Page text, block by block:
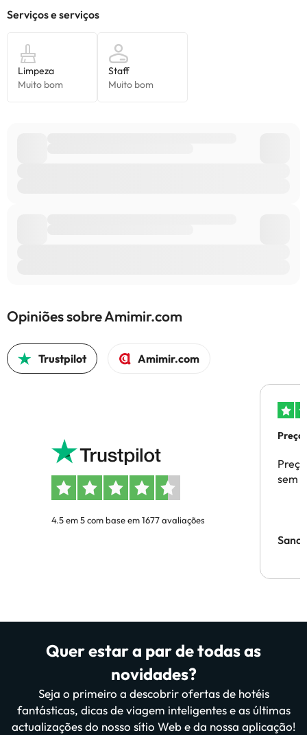
Opiniões sobre Amimir.com
Trustpilot Amimir.com
4.5 em 5 com base em 1677 avaliações
sem
Quer estar a par de todas as
novidades?
Seja o primeiro a descobrir ofertas de hotéis
fantásticas, dicas de viagem inteligentes e as últimas
actualizações do nosso sítio Web e da nossa aplicação!